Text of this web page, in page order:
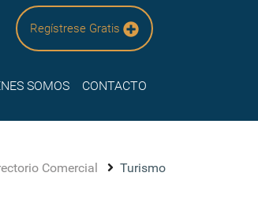
Regístrese Gratis
SOMOS CONTACTO
Comercial Turismo